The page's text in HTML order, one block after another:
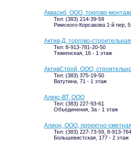
Аквасиб, ООО, торгово-
Тел: (383) 214-39-59
Римского-Корсакова 1-й пер,
Актив-Д, торгово-
Тел: 8-913-781-20-50
Тюменская, 16 - 1 этаж
АктивСтрой, ООО,
Тел: (383) 375-19-50
Ватутина, 71 - 1 этаж
Алекс-ВТ, ООО
Тел: (383) 227-93-61
Объединения, 3а - 1 этаж
Алион, ООО, проектно-
Тел: (383) 227-73-59, 8-913-
Большевистская, 177 - 2 этаж